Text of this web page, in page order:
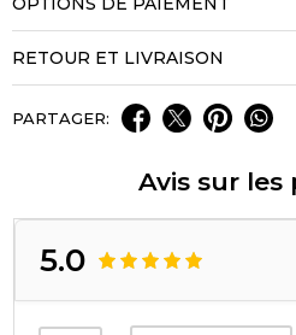
RETOUR ET LIVRAISON
PARTAGER:
Avis sur
5.0